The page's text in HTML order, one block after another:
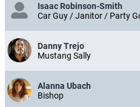
Isaac Robinson-Smith
Car Guy / Janitor / Party
Danny Trejo
Mustang Sally
Alanna Ubach
Bishop